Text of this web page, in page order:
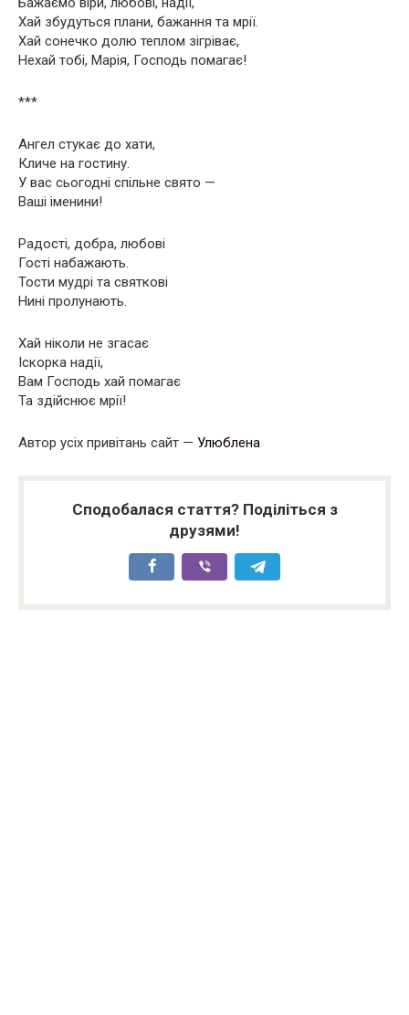
Хай збудуться плани, бажання та мрії.
Хай сонечко долю теплом зігріває,
Нехай тобі, Марія, Господь помагає!
***
Ангел стукає до хати,
Кличе на гостину.
У вас сьогодні спільне свято —
Ваші іменини!
Радості, добра, любові
Гості набажають.
Тости мудрі та святкові
Нині пролунають.
Хай ніколи не згасає
Іскорка надії,
Вам Господь хай помагає
Та здійснює мрії!
Автор усіх привітань сайт — Улюблена
Сподобалася стаття? Поділіться з
друзями!